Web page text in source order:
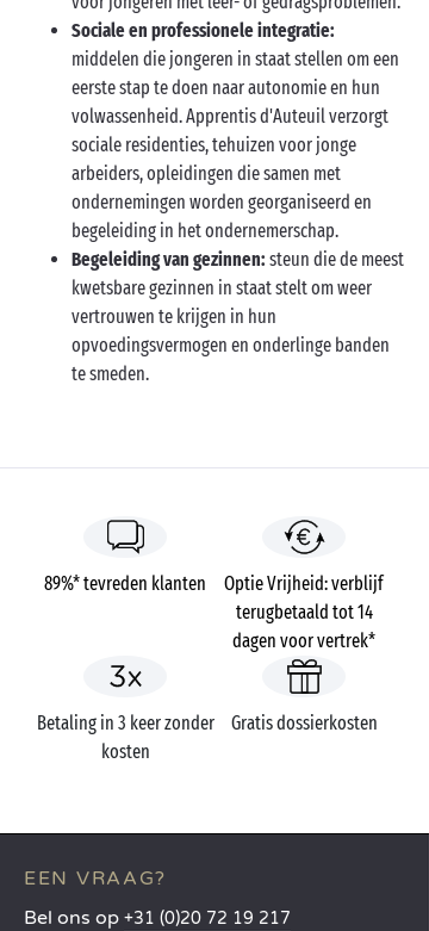
Sociale en professionele integratie:
middelen die jongeren in staat stellen om een
eerste stap te doen naar autonomie en hun
volwassenheid. Apprentis d'Auteuil verzorgt
sociale residenties, tehuizen voor jonge
arbeiders, opleidingen die samen met
ondernemingen worden georganiseerd en
begeleiding in het ondernemerschap.
Begeleiding van gezinnen: steun die de meest
kwetsbare gezinnen in staat stelt om weer
vertrouwen te krijgen in hun
opvoedingsvermogen en onderlinge banden
te smeden.
89%* tevreden klanten
Optie Vrijheid: verblijf
terugbetaald tot 14
dagen voor vertrek*
Betaling in 3 keer zonder
kosten
Gratis dossierkosten
EEN VRAAG?
Bel ons op +31 (0)20 72 19 217